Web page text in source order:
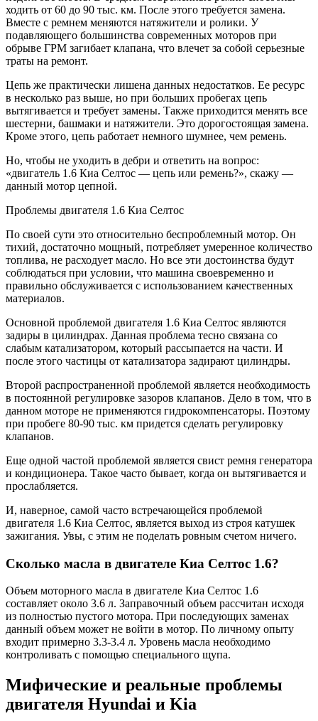
ходить от 60 до 90 тыс. км. После этого требуется замена.
Вместе с ремнем меняются натяжители и ролики. У
подавляющего большинства современных моторов при
обрыве ГРМ загибает клапана, что влечет за собой серьезные
траты на ремонт.
Цепь же практически лишена данных недостатков. Ее ресурс
в несколько раз выше, но при больших пробегах цепь
вытягивается и требует замены. Также приходится менять все
шестерни, башмаки и натяжители. Это дорогостоящая замена.
Кроме этого, цепь работает немного шумнее, чем ремень.
Но, чтобы не уходить в дебри и ответить на вопрос:
«двигатель 1.6 Киа Селтос — цепь или ремень?», скажу —
данный мотор цепной.
Проблемы двигателя 1.6 Киа Селтос
По своей сути это относительно беспроблемный мотор. Он
тихий, достаточно мощный, потребляет умеренное количество
топлива, не расходует масло. Но все эти достоинства будут
соблюдаться при условии, что машина своевременно и
правильно обслуживается с использованием качественных
материалов.
Основной проблемой двигателя 1.6 Киа Селтос являются
задиры в цилиндрах. Данная проблема тесно связана со
слабым катализатором, который рассыпается на части. И
после этого частицы от катализатора задирают цилиндры.
Второй распространенной проблемой является необходимость
в постоянной регулировке зазоров клапанов. Дело в том, что в
данном моторе не применяются гидрокомпенсаторы. Поэтому
при пробеге 80-90 тыс. км придется сделать регулировку
клапанов.
Еще одной частой проблемой является свист ремня генератора
и кондиционера. Такое часто бывает, когда он вытягивается и
прослабляется.
И, наверное, самой часто встречающейся проблемой
двигателя 1.6 Киа Селтос, является выход из строя катушек
зажигания. Увы, с этим не поделать ровным счетом ничего.
Сколько масла в двигателе Киа Селтос 1.6?
Объем моторного масла в двигателе Киа Селтос 1.6
составляет около 3.6 л. Заправочный объем рассчитан исходя
из полностью пустого мотора. При последующих заменах
данный объем может не войти в мотор. По личному опыту
входит примерно 3.3-3.4 л. Уровень масла необходимо
контроливать с помощью специального щупа.
Мифические и реальные проблемы
двигателя Hyundai и Kia